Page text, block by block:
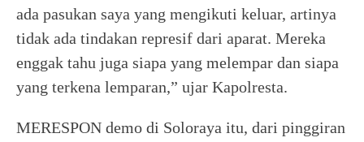
ada pasukan saya yang mengikuti keluar, artinya
tidak ada tindakan represif dari aparat. Mereka
enggak tahu juga siapa yang melempar dan siapa
yang terkena lemparan,” ujar Kapolresta.
MERESPON demo di Soloraya itu, dari pinggiran